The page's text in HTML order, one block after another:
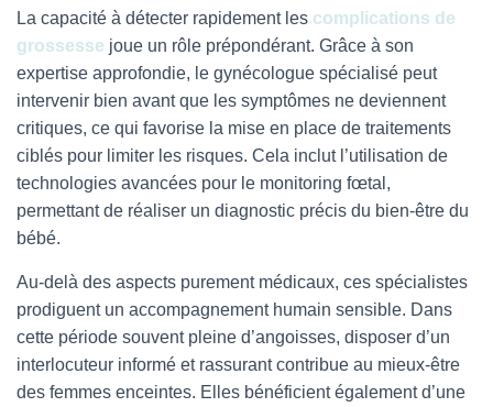
La capacité à détecter rapidement les complications de
grossesse joue un rôle prépondérant. Grâce à son
expertise approfondie, le gynécologue spécialisé peut
intervenir bien avant que les symptômes ne deviennent
critiques, ce qui favorise la mise en place de traitements
ciblés pour limiter les risques. Cela inclut l’utilisation de
technologies avancées pour le monitoring fœtal,
permettant de réaliser un diagnostic précis du bien-être du
bébé.
Au-delà des aspects purement médicaux, ces spécialistes
prodiguent un accompagnement humain sensible. Dans
cette période souvent pleine d’angoisses, disposer d’un
interlocuteur informé et rassurant contribue au mieux-être
des femmes enceintes. Elles bénéficient également d’une